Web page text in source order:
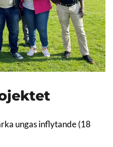
ungas inflytande (18